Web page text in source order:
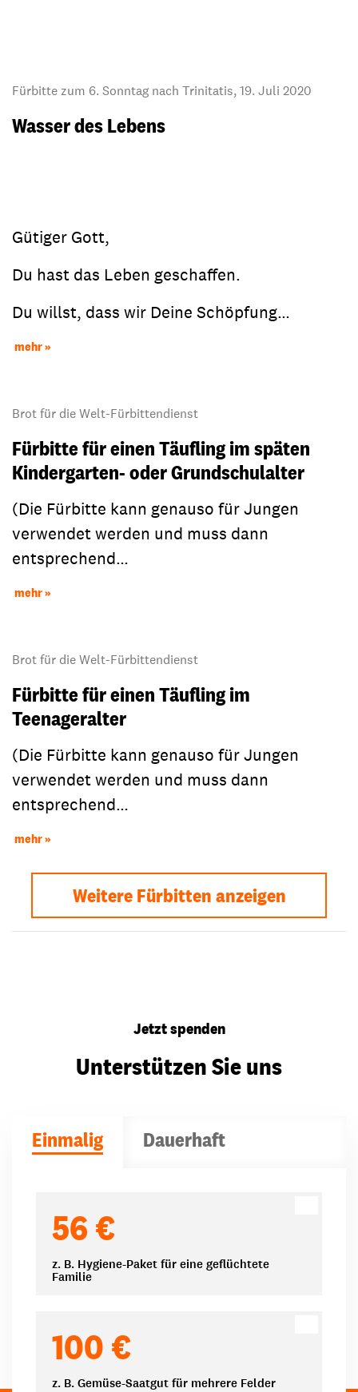
Fürbitte zum 6. Sonntag nach Trinitatis, 19. Juli 2020
Wasser des Lebens
Gütiger Gott,
Du hast das Leben geschaffen.
Du willst, dass wir Deine Schöpfung…
mehr
Brot für die Welt-Fürbittendienst
Fürbitte für einen Täufling im späten
Kindergarten- oder Grundschulalter
(Die Fürbitte kann genauso für Jungen
verwendet werden und muss dann
entsprechend…
mehr
Brot für die Welt-Fürbittendienst
Fürbitte für einen Täufling im
Teenageralter
(Die Fürbitte kann genauso für Jungen
verwendet werden und muss dann
entsprechend…
mehr
Weitere Fürbitten anzeigen
Jetzt spenden
Unterstützen Sie uns
Einmalig Dauerhaft
56 €
z. B. Hygiene-Paket für eine geflüchtete
Familie
100 €
z. B. Gemüse-Saatgut für mehrere Felder